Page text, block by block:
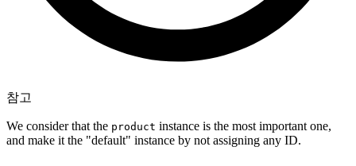
참고
We consider that the product instance is the most important one,
and make it the "default" instance by not assigning any ID.